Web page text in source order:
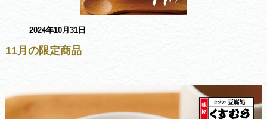
2024年10月31日
11月の限定商品